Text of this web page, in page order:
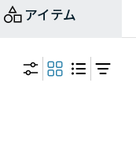
アイテム